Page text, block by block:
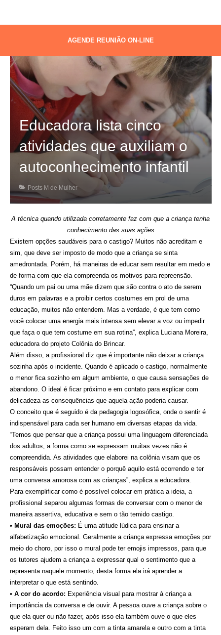
AGENDE REUNIÃO ON-LINE
Educadora lista cinco
atividades que auxiliam o
autoconhecimento infantil
Posts M de Mulher
A técnica quando utilizada corretamente faz com que a criança tenha
conhecimento das suas ações
Existem opções saudáveis para o castigo? Muitos não acreditam e
sim, que deve ser imposto de modo que a criança se sinta
amedrontada. Porém, há maneiras de educar sem resultar em medo e
de forma com que ela compreenda os motivos para repreensão.
“Quando um pai ou uma mãe dizem que são contra o ato de serem
duros em palavras e a proibir certos costumes em prol de uma
educação, muitos não entendem. Mas a verdade, é que tem como
você colocar uma energia mais intensa sem elevar a voz ou impedir
que faça o que tem costume em sua rotina”, explica Luciana Moreira,
educadora do projeto Colônia do Brincar.
Além disso, a profissional diz que é importante não deixar a criança
sozinha após o incidente. Quando é aplicado o castigo, normalmente
o menor fica sozinho em algum ambiente, o que causa sensações de
abandono. O ideal é ficar próximo e em contato para explicar com
delicadeza as consequências que aquela ação poderia causar.
O conceito que é seguido é da pedagogia logosófica, onde o sentir é
indispensável para cada ser humano em diversas etapas da vida.
“Temos que pensar que a criança possui uma linguagem diferenciada
dos adultos, a forma como se expressam muitas vezes não é
compreendida. As atividades que elaborei na colônia visam que os
responsáveis possam entender o porquê aquilo está ocorrendo e ter
uma conversa amorosa com as crianças”, explica a educadora.
Para exemplificar como é possível colocar em prática a ideia, a
profissional separou algumas formas de conversar com o menor de
maneira assertiva, educativa e sem o tão temido castigo.
• Mural das emoções: É uma atitude lúdica para ensinar a
alfabetização emocional. Geralmente a criança expressa emoções por
meio do choro, por isso o mural pode ter emojis impressos, para que
os tutores ajudem a criança a expressar qual o sentimento que a
representa naquele momento, desta forma ela irá aprender a
interpretar o que está sentindo.
• A cor do acordo: Experiência visual para mostrar à criança a
importância da conversa e de ouvir. A pessoa ouve a criança sobre o
que ela quer ou não fazer, após isso ela também ouve o que eles
esperam dela. Feito isso um com a tinta amarela e outro com a tinta